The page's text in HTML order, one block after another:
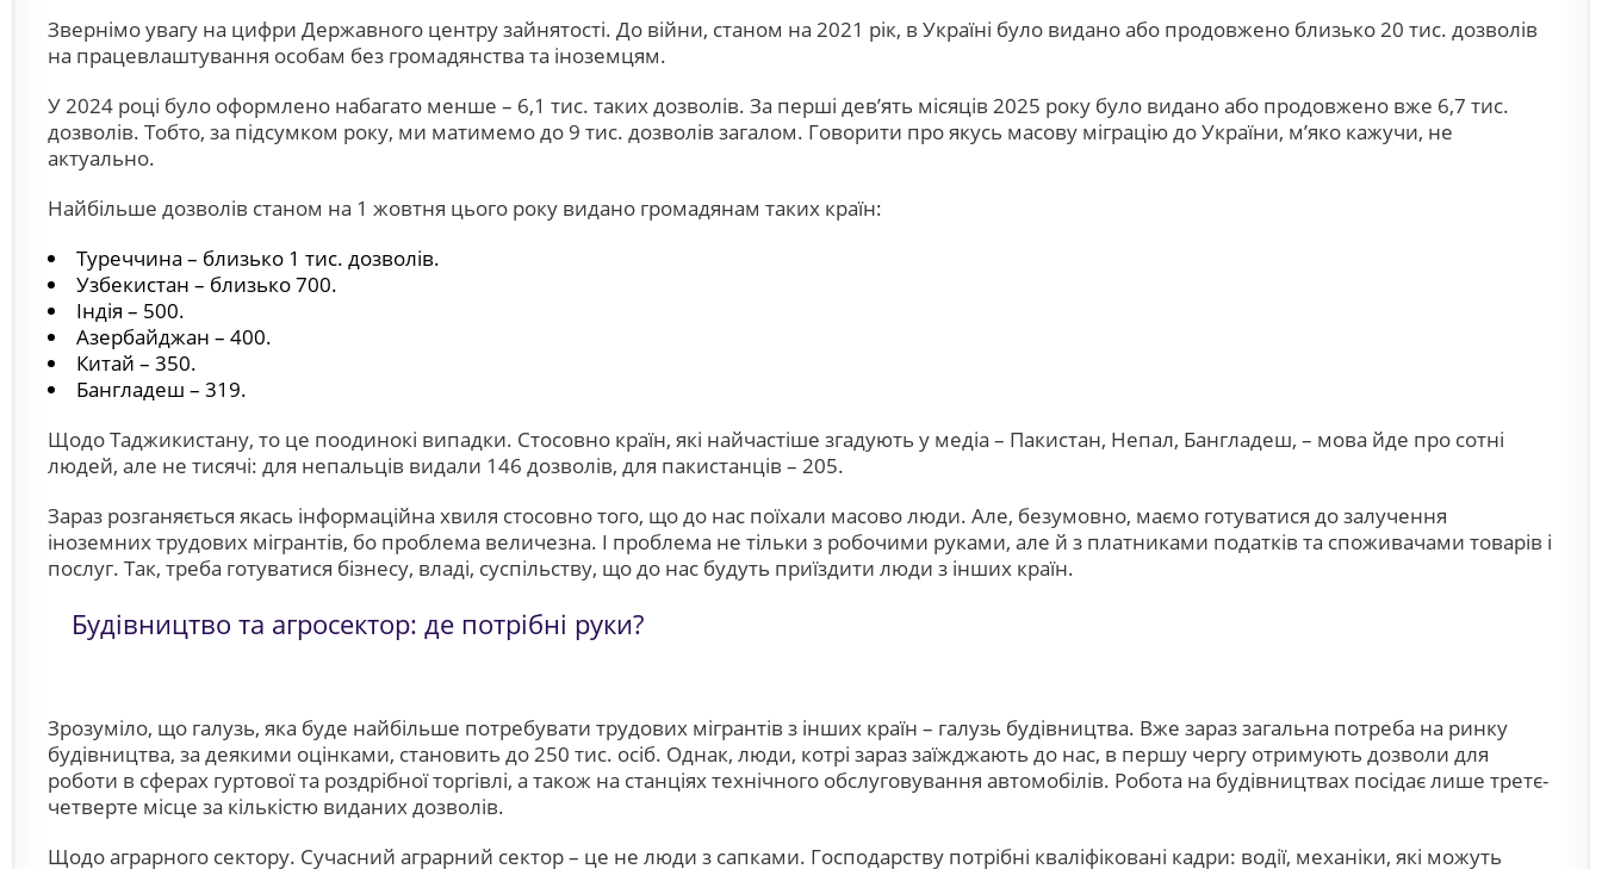
Звернімо увагу на цифри Державного центру зайнятості. До війни, станом на 2021 рік, в Україні було видано або продовжено близько 20 тис. дозволів
на працевлаштування особам без громадянства та іноземцям.
У 2024 році було оформлено набагато менше – 6,1 тис. таких дозволів. За перші дев’ять місяців 2025 року було видано або продовжено вже 6,7 тис.
дозволів. Тобто, за підсумком року, ми матимемо до 9 тис. дозволів загалом. Говорити про якусь масову міграцію до України, м’яко кажучи, не
актуально.
Найбільше дозволів станом на 1 жовтня цього року видано громадянам таких країн:
Туреччина – близько 1 тис. дозволів.
Узбекистан – близько 700.
Індія – 500.
Азербайджан – 400.
Китай – 350.
Бангладеш – 319.
Щодо Таджикистану, то це поодинокі випадки. Стосовно країн, які найчастіше згадують у медіа – Пакистан, Непал, Бангладеш, – мова йде про сотні
людей, але не тисячі: для непальців видали 146 дозволів, для пакистанців – 205.
Зараз розганяється якась інформаційна хвиля стосовно того, що до нас поїхали масово люди. Але, безумовно, маємо готуватися до залучення
іноземних трудових мігрантів, бо проблема величезна. І проблема не тільки з робочими руками, але й з платниками податків та споживачами товарів і
послуг. Так, треба готуватися бізнесу, владі, суспільству, що до нас будуть приїздити люди з інших країн.
Будівництво та агросектор: де потрібні руки?
Зрозуміло, що галузь, яка буде найбільше потребувати трудових мігрантів з інших країн – галузь будівництва. Вже зараз загальна потреба на ринку
будівництва, за деякими оцінками, становить до 250 тис. осіб. Однак, люди, котрі зараз заїжджають до нас, в першу чергу отримують дозволи для
роботи в сферах гуртової та роздрібної торгівлі, а також на станціях технічного обслуговування автомобілів. Робота на будівництвах посідає лише третє-
четверте місце за кількістю виданих дозволів.
Щодо аграрного сектору. Сучасний аграрний сектор – це не люди з сапками. Господарству потрібні кваліфіковані кадри: водії, механіки, які можуть